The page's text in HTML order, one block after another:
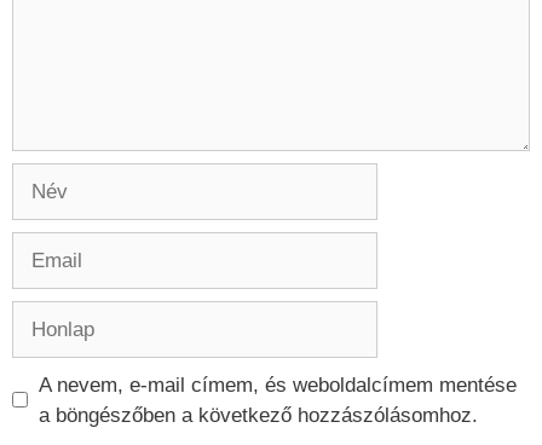
A nevem, e-mail címem, és weboldalcímem mentése
a böngészőben a következő hozzászólásomhoz.